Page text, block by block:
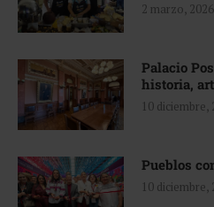
2 marzo, 2026
Palacio
historia,
10 diciembre,
Pueblos
10 diciembre,